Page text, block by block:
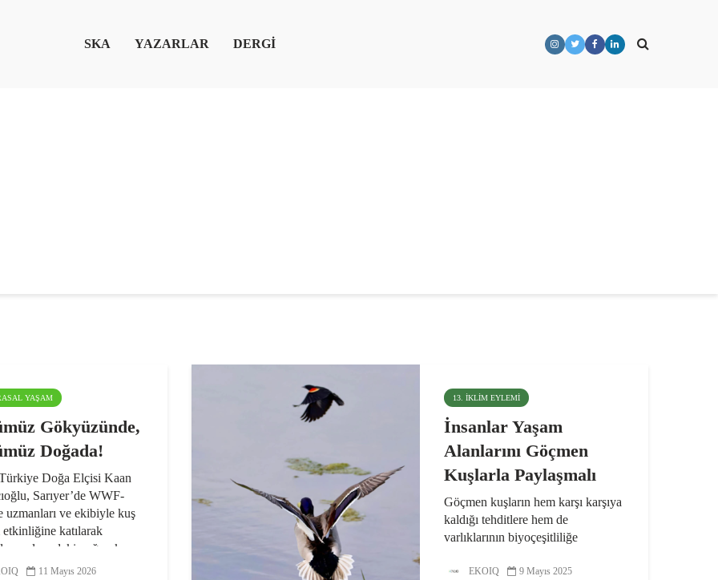
SKA YAZARLAR DERGİ
YAŞAM
Gökyüzünde,
Doğada!
Doğa Elçisi Kaan
Sarıyer’de WWF-
uzmanları ve ekibiyle kuş
etkinliğine katılarak
semalarındaki yoğun kuş
takip etti. Vatandaş
11 Mayıs 2026
13. İKLIM EYLEMI
İnsanlar Yaşam
Alanlarını Göçmen
Kuşlarla Paylaşmalı
Göçmen kuşların hem karşı karşıya
kaldığı tehditlere hem de
varlıklarının biyoçeşitliliğe
korumaya yönelik uygulamaları
EKOIQ 9 Mayıs 2025